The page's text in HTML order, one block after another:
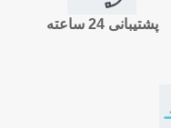
پشتیبانی 24 ساعته